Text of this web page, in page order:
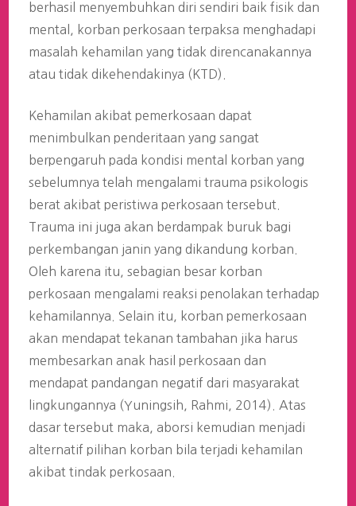
berhasil menyembuhkan diri sendiri baik fisik dan
mental, korban perkosaan terpaksa menghadapi
masalah kehamilan yang tidak direncanakannya
atau tidak dikehendakinya (KTD).
Kehamilan akibat pemerkosaan dapat
menimbulkan penderitaan yang sangat
berpengaruh pada kondisi mental korban yang
sebelumnya telah mengalami trauma psikologis
berat akibat peristiwa perkosaan tersebut.
Trauma ini juga akan berdampak buruk bagi
perkembangan janin yang dikandung korban.
Oleh karena itu, sebagian besar korban
perkosaan mengalami reaksi penolakan terhadap
kehamilannya. Selain itu, korban pemerkosaan
akan mendapat tekanan tambahan jika harus
membesarkan anak hasil perkosaan dan
mendapat pandangan negatif dari masyarakat
lingkungannya (Yuningsih, Rahmi, 2014). Atas
dasar tersebut maka, aborsi kemudian menjadi
alternatif pilihan korban bila terjadi kehamilan
akibat tindak perkosaan.